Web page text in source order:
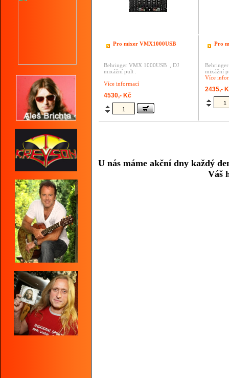
Pro mixer VMX1000USB
Behringer VMX 1000USB , DJ
mixážní pult .
Více informací
4530,- Kč
Pro
mixážní
Více
2435,-
U nás máme akční dny každý
Váš